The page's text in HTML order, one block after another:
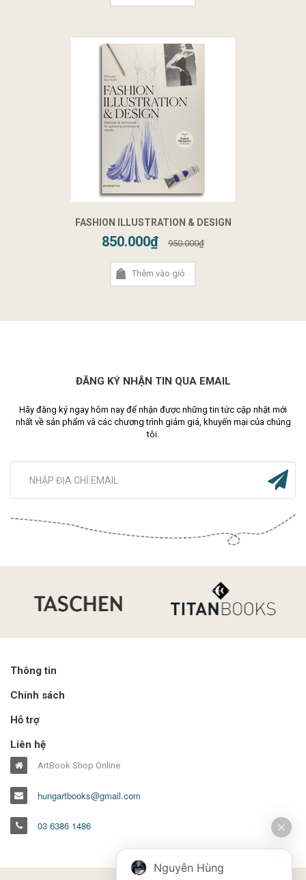
FASHION ILLUSTRATION & DESIGN
850.000₫ 950.000₫
Thêm vào giỏ
ĐĂNG KÝ NHẬN TIN QUA EMAIL
Hãy đăng ký ngay hôm nay để nhận được những tin tức cập nhật mới
nhất về sản phẩm và các chương trình giảm giá, khuyến mại của chúng
tôi.
Thông tin
Chính sách
Hỗ trợ
Liên hệ
ArtBook Shop Online
hungartbooks@gmail.com
03 6386 1486
Nguyễn Hùng